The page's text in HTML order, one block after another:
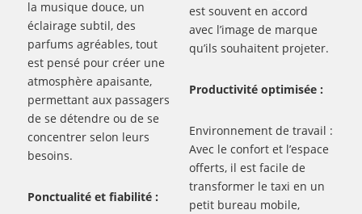
la musique douce, un
éclairage subtil, des
parfums agréables, tout
est pensé pour créer une
atmosphère apaisante,
permettant aux passagers
de se détendre ou de se
concentrer selon leurs
besoins.
Ponctualité et fiabilité :
est souvent en accord
avec l’image de marque
qu’ils souhaitent projeter.
Productivité optimisée :
Environnement de travail :
Avec le confort et l’espace
offerts, il est facile de
transformer le taxi en un
petit bureau mobile,